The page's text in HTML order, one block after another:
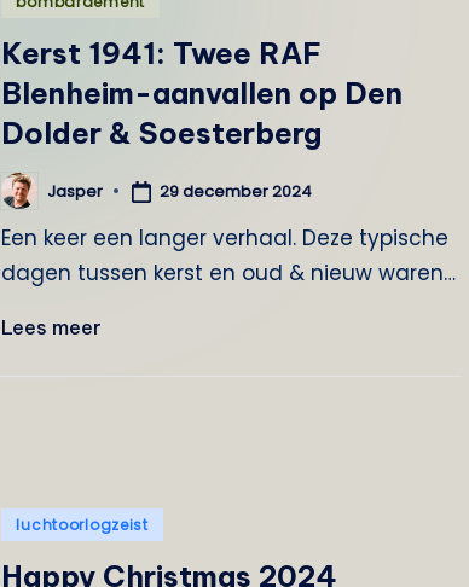
o
g
Z
e
i
s
Kerst 1941: Twee RAF
Blenheim-aanvallen op Den
Dolder & Soesterberg
Geplaatst
door
Jasper 29 december 2024
Een keer een langer verhaal. Deze typische
dagen tussen kerst en oud & nieuw waren…
Lees meer
Geplaatst
luchtoorlogzeist
Happy Christmas 2024